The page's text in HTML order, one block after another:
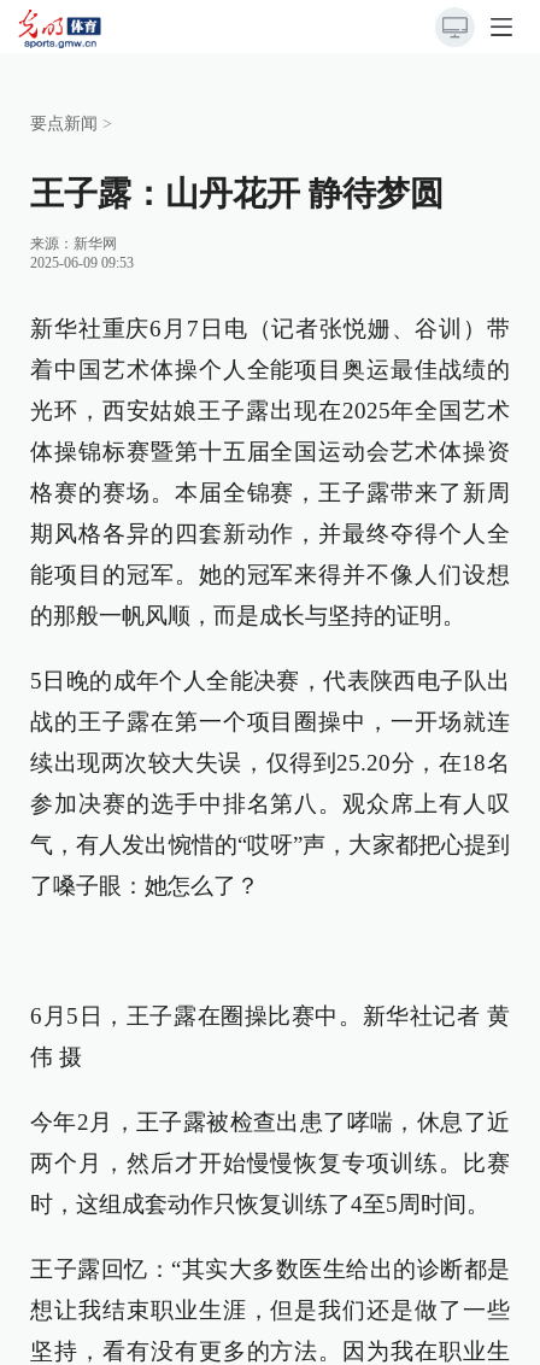
要点新闻 >
王子露：山丹花开 静待梦圆
来源： 新华网
2025-06-09 09:53
新华社重庆6月7日电（记者张悦姗、谷训）带
着中国艺术体操个人全能项目奥运最佳战绩的
光环，西安姑娘王子露出现在2025年全国艺术
体操锦标赛暨第十五届全国运动会艺术体操资
格赛的赛场。本届全锦赛，王子露带来了新周
期风格各异的四套新动作，并最终夺得个人全
能项目的冠军。她的冠军来得并不像人们设想
的那般一帆风顺，而是成长与坚持的证明。
5日晚的成年个人全能决赛，代表陕西电子队出
战的王子露在第一个项目圈操中，一开场就连
续出现两次较大失误，仅得到25.20分，在18名
参加决赛的选手中排名第八。观众席上有人叹
气，有人发出惋惜的“哎呀”声，大家都把心提到
了嗓子眼：她怎么了？
6月5日，王子露在圈操比赛中。新华社记者 黄
伟 摄
今年2月，王子露被检查出患了哮喘，休息了近
两个月，然后才开始慢慢恢复专项训练。比赛
时，这组成套动作只恢复训练了4至5周时间。
王子露回忆：“其实大多数医生给出的诊断都是
想让我结束职业生涯，但是我们还是做了一些
坚持，看有没有更多的方法。因为我在职业生